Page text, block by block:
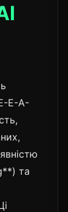
E-A-
та